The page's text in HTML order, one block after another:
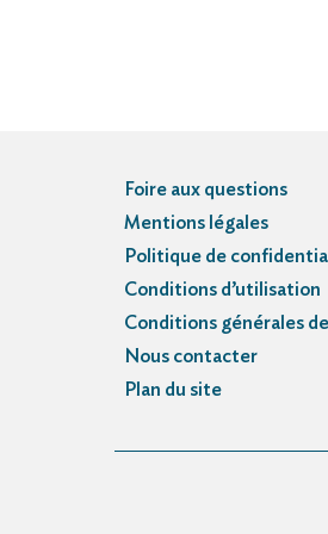
Foire aux questions
Mentions légales
Politique de
Conditions d’utilisation
Conditions générales
Nous contacter
Plan du site